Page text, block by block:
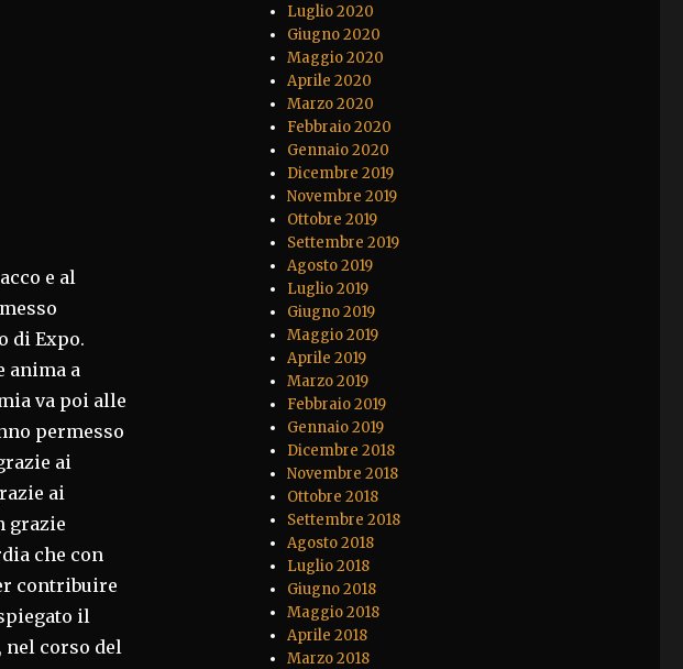
e al
di Expo.
anima a
va poi alle
permesso
ai
ai
grazie
che con
contribuire
il
nel corso del
Luglio 2020
Giugno 2020
Maggio 2020
Aprile 2020
Marzo 2020
Febbraio 2020
Gennaio 2020
Dicembre 2019
Novembre 2019
Ottobre 2019
Settembre 2019
Agosto 2019
Luglio 2019
Giugno 2019
Maggio 2019
Aprile 2019
Marzo 2019
Febbraio 2019
Gennaio 2019
Dicembre 2018
Novembre 2018
Ottobre 2018
Settembre 2018
Agosto 2018
Luglio 2018
Giugno 2018
Maggio 2018
Aprile 2018
Marzo 2018